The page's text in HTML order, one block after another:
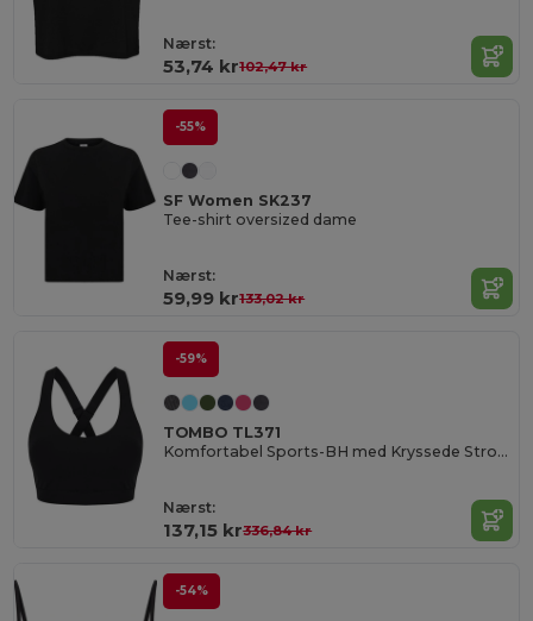
Nærst:
53,74 kr102,47 kr
-55%
SF Women SK237
Tee-shirt oversized dame
Nærst:
59,99 kr133,02 kr
-59%
TOMBO TL371
Komfortabel Sports-BH med Kryssede Stropper
Nærst:
137,15 kr336,84 kr
-54%